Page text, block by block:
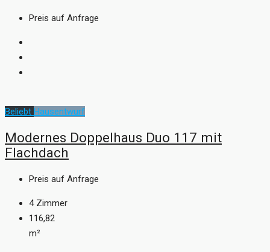
Preis auf Anfrage
Beliebt Hausentwurf
Modernes Doppelhaus Duo 117 mit
Flachdach
Preis auf Anfrage
4 Zimmer
116,82
m²